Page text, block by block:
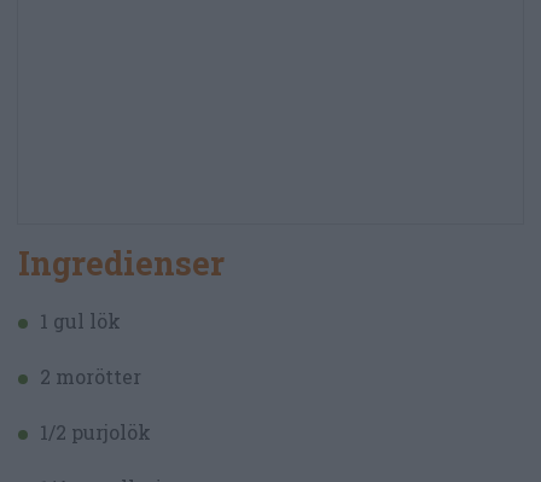
Ingredienser
1 gul lök
2 morötter
1/2 purjolök